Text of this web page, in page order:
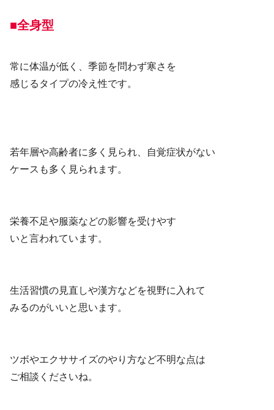
■全身型
常に体温が低く、季節を問わず寒さを
感じるタイプの冷え性です。
若年層や高齢者に多く見られ、自覚症状がない
ケースも多く見られます。
栄養不足や服薬などの影響を受けやす
いと言われています。
生活習慣の見直しや漢方などを視野に入れて
みるのがいいと思います。
ツボやエクササイズのやり方など不明な点は
ご相談くださいね。